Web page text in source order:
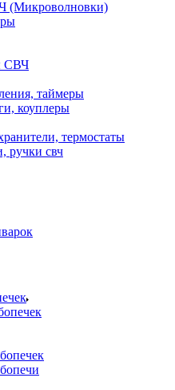
(Микроволновки)
СВЧ
таймеры
коуплеры
термостаты
ручки свч